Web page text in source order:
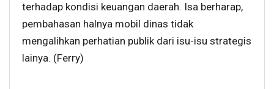
terhadap kondisi keuangan daerah. Isa berharap,
pembahasan halnya mobil dinas tidak
mengalihkan perhatian publik dari isu-isu strategis
lainya. (Ferry)